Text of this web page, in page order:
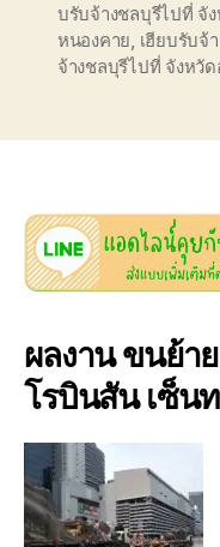
บรับจ้างชลบุรีไปที่ จั
หนองคาย เฮียบรับจ้
จ้างชลบุรีไปที่ จังหวั
ผลงาน ขนย้า
โรบินสัน เซ็น